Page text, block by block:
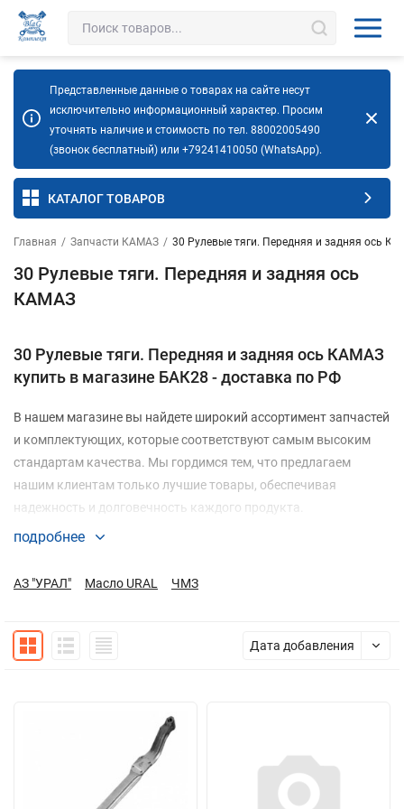
Представленные данные о товарах на сайте несут
исключительно информационный характер. Просим
уточнять наличие и стоимость по тел. 88002005490
(звонок бесплатный) или +79241410050 (WhatsApp).
КАТАЛОГ ТОВАРОВ
Главная / Запчасти КАМАЗ / 30 Рулевые тяги. Передняя и задняя ось
30 Рулевые тяги. Передняя и задняя ось
КАМАЗ
30 Рулевые тяги. Передняя и задняя ось КАМАЗ
купить в магазине БАК28 - доставка по РФ
В нашем магазине вы найдете широкий ассортимент запчастей
и комплектующих, которые соответствуют самым высоким
стандартам качества. Мы гордимся тем, что предлагаем
нашим клиентам только лучшие товары, обеспечивая
надежность и долговечность каждого продукта.
Мы предлагаем запчасти, которые подходят для различных
службы. Наша цель — помочь вам поддерживать вашу технику
Почему выбирают нас?
запчасти и оборудование, которое соответствует
стандартам качества.
Выгодные цены: Поставки напрямую от производителя
позволяют предложить Вам конкурентные цены на наш
подробнее
АЗ "УРАЛ" Масло URAL ЧМЗ
Дата добавления